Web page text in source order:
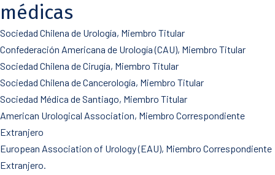
médicas
Sociedad Chilena de Urología, Miembro Titular
Confederación Americana de Urología (CAU), Miembro Titular
Sociedad Chilena de Cirugía, Miembro Titular
Sociedad Chilena de Cancerología, Miembro Titular
Sociedad Médica de Santiago, Miembro Titular
American Urological Association, Miembro Correspondiente
Extranjero
European Association of Urology (EAU), Miembro Correspondiente
Extranjero.